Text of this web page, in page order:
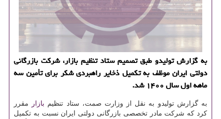
به گزارش تولیدو طبق تصمیم ستاد تنظیم بازار، شرکت بازرگانی
دولتی ایران موظف به تکمیل ذخایر راهبردی شکر برای تأمین سه
ماهه اول سال ۱۴۰۰ شد.
به گزارش تولیدو به نقل از وزارت صمت، ستاد تنظیم بازار
مقرر
کرد که شرکت مادر تخصصی بازرگانی دولتی ایران نسبت به تکمیل